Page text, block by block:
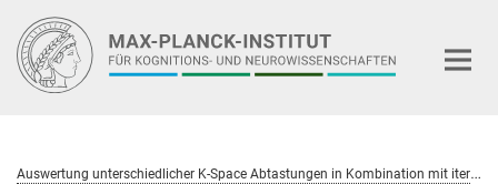
Hauptinhalt
A
uswertung unterschiedlicher K-Space Abtastungen in Kombination mit iterativer und Deep Learning Bildrekonstruktion für schnelles Multi-Parameter Mapping (MPM)